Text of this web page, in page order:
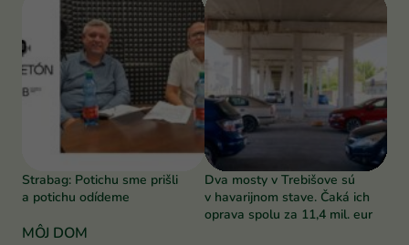
Strabag: Potichu sme prišli
a potichu odídeme
Dva mosty v Trebišove sú
v havarijnom stave. Čaká ich
oprava spolu za 11,4 mil. eur
MÔJ DOM